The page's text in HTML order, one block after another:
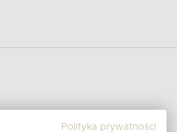
Polityka prywatności